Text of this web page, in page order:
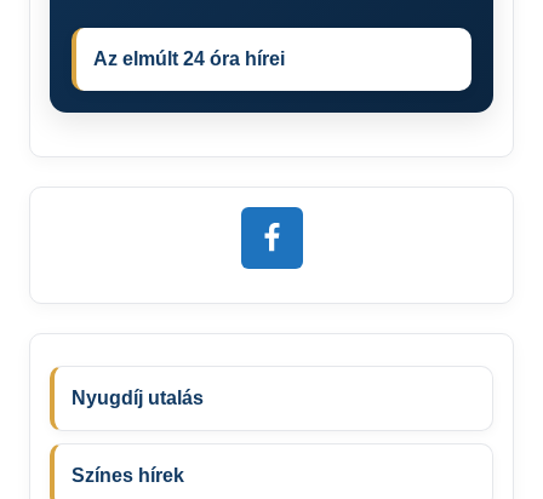
Az elmúlt 24 óra hírei
Nyugdíj utalás
Színes hírek